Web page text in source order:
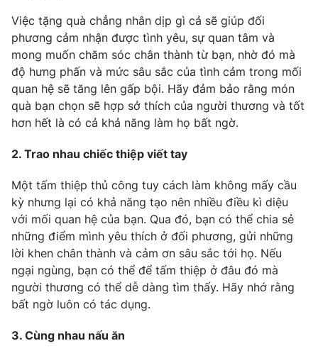
Thị trường
Tư vấn
Lịch phát sóng
Chuyên mục khác
Emagazine Podcast
Video Shorts video
VTV Money VTV Thể thao
VTV Sức khoẻ Bất động sản
Thị trường 24h
Việc tặng quà chẳng nhân dịp gì cả sẽ giúp đối
phương cảm nhận được tình yêu, sự quan tâm và
mong muốn chăm sóc chân thành từ bạn, nhờ đó mà
độ hưng phấn và mức sâu sắc của tình cảm trong mối
quan hệ sẽ tăng lên gấp bội. Hãy đảm bảo rằng món
quà bạn chọn sẽ hợp sở thích của người thương và tốt
hơn hết là có cả khả năng làm họ bất ngờ.
2. Trao nhau chiếc thiệp viết tay
Một tấm thiệp thủ công tuy cách làm không mấy cầu
kỳ nhưng lại có khả năng tạo nên nhiều điều kì diệu
với mối quan hệ của bạn. Qua đó, bạn có thể chia sẻ
những điểm mình yêu thích ở đối phương, gửi những
lời khen chân thành và cảm ơn sâu sắc tới họ. Nếu
ngại ngùng, bạn có thể để tấm thiệp ở đâu đó mà
người thương có thể dễ dàng tìm thấy. Hãy nhớ rằng
bất ngờ luôn có tác dụng.
3. Cùng nhau nấu ăn